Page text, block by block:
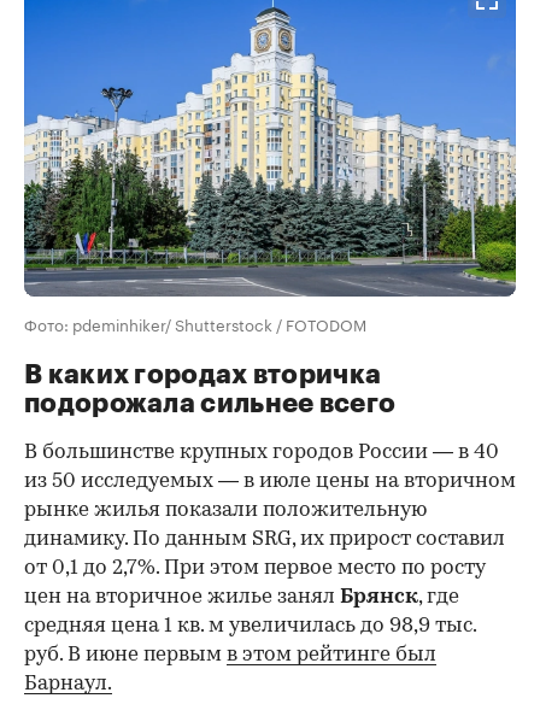
Фото: pdeminhiker/ Shutterstock / FOTODOM
В каких городах вторичка
подорожала сильнее всего
В большинстве крупных городов России — в 40
из 50 исследуемых — в июле цены на вторичном
рынке жилья показали положительную
динамику. По данным SRG, их прирост составил
от 0,1 до 2,7%. При этом первое место по росту
цен на вторичное жилье занял Брянск, где
средняя цена 1 кв. м увеличилась до 98,9 тыс.
руб. В июне первым в этом рейтинге был
Барнаул.